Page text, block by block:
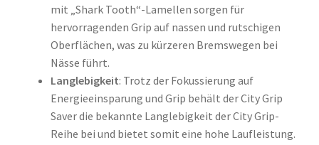
mit „Shark Tooth“-Lamellen sorgen für
hervorragenden Grip auf nassen und rutschigen
Oberflächen, was zu kürzeren Bremswegen bei
Nässe führt.
Langlebigkeit: Trotz der Fokussierung auf
Energieeinsparung und Grip behält der City Grip
Saver die bekannte Langlebigkeit der City Grip-
Reihe bei und bietet somit eine hohe Laufleistung.